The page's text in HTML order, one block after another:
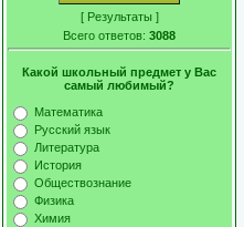
[ Результаты ]
Всего ответов: 3088
Какой школьный предмет у Вас
самый любимый?
Математика
Русский язык
Литература
История
Обществознание
Физика
Химия